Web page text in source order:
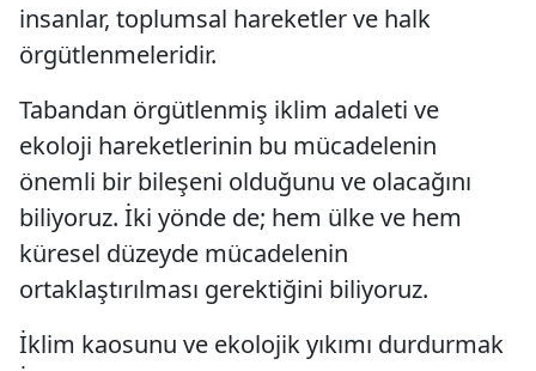
insanlar, toplumsal hareketler ve halk
örgütlenmeleridir.
Tabandan örgütlenmiş iklim adaleti ve
ekoloji hareketlerinin bu mücadelenin
önemli bir bileşeni olduğunu ve olacağını
biliyoruz. İki yönde de; hem ülke ve hem
küresel düzeyde mücadelenin
ortaklaştırılması gerektiğini biliyoruz.
İklim kaosunu ve ekolojik yıkımı durdurmak